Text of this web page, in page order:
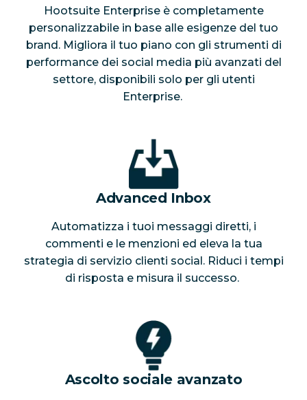
Hootsuite Enterprise è completamente
personalizzabile in base alle esigenze del tuo
brand. Migliora il tuo piano con gli strumenti di
performance dei social media più avanzati del
settore, disponibili solo per gli utenti
Enterprise.
Advanced Inbox
Automatizza i tuoi messaggi diretti, i
commenti e le menzioni ed eleva la tua
strategia di servizio clienti social. Riduci i tempi
di risposta e misura il successo.
Ascolto sociale avanzato